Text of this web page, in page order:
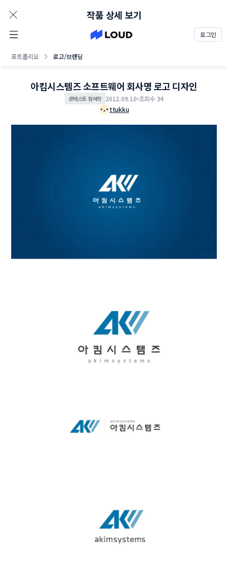
로그인
포트폴리오 로고/브랜딩
작품 상세 보기
아킴시스템즈 소프트웨어 회사명 로고 디자인
콘테스트 참여작 2012.09.10 조회수 34
ttukku